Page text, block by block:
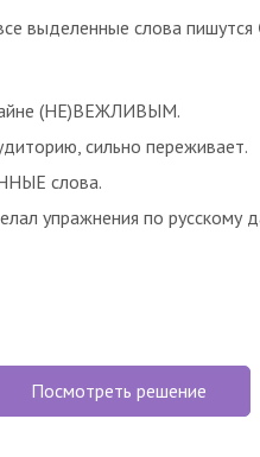
выделенные слова пишутся
(НЕ)ВЕЖЛИВЫМ.
сильно переживает.
слова.
упражнения по русскому
Посмотреть решение